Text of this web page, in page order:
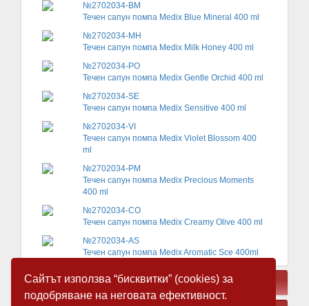
Сайтът използва “бисквитки” (cookies) за
подобряване на неговата ефективност.
№2702034-BM
Течен сапун помпа Medix Blue Mineral 400 ml
№2702034-MH
Течен сапун помпа Medix Milk Honey 400 ml
№2702034-PO
Течен сапун помпа Medix Gentle Orchid 400 ml
№2702034-SE
Течен сапун помпа Medix Sensitive 400 ml
№2702034-VI
Течен сапун помпа Medix Violet Blossom 400
ml
№2702034-PM
Течен сапун помпа Medix Precious Moments
400 ml
№2702034-CO
Течен сапун помпа Medix Creamy Olive 400 ml
№2702034-AS
Течен сапун помпа Medix Aromatic Sce 400ml
СВЪРЗАНИ ПРОДУКТИ